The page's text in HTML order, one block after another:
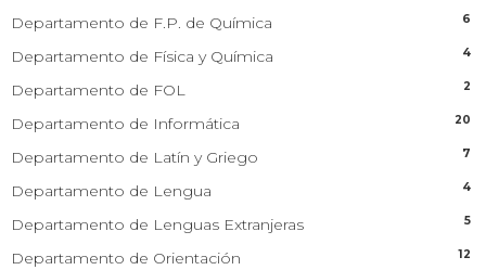
Departamento de F.P. de Química 6
Departamento de Física y Química 4
Departamento de FOL 2
Departamento de Informática 20
Departamento de Latín y Griego 7
Departamento de Lengua 4
Departamento de Lenguas Extranjeras 5
Departamento de Orientación 12